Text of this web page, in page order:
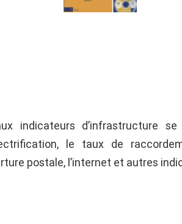
indicateurs d’infrastructure
le taux de
postale, l’internet et autres